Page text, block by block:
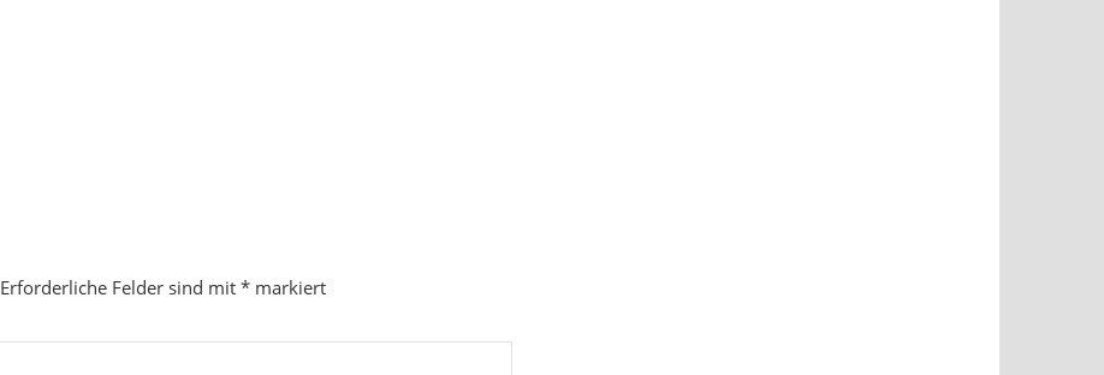
Erforderliche Felder sind mit * markiert